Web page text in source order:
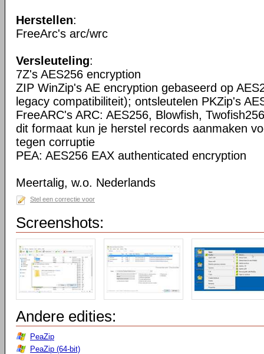
Herstellen:
FreeArc's arc/wrc
Versleuteling:
7Z's AES256 encryption
ZIP WinZip's AE encryption gebaseerd op
legacy compatibiliteit); ontsleutelen PKZip's
FreeARC's ARC: AES256, Blowfish,
dit formaat kun je herstel records aanmaken
tegen corruptie
PEA: AES256 EAX authenticated encryption
Meertalig, w.o. Nederlands
Stel een correctie voor
Screenshots:
Andere edities:
PeaZip
PeaZip (64-bit)